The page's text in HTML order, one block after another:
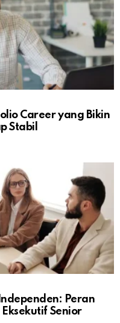
Career yang Bikin
Stabil
Peran
Senior